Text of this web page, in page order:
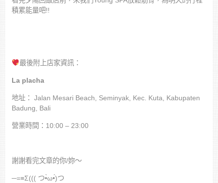
積累能量吧!!
最後附上店家資訊：
La placha
地址：
Jalan Mesari Beach, Seminyak, Kec. Kuta, Kabupaten
Badung, Bali
營業時間：10:00 – 23:00
謝謝看完文章的你/妳～
─=≡Σ((( つ•̀ω•́)つ